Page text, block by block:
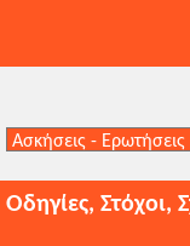
Οδηγίες, Στόχοι,